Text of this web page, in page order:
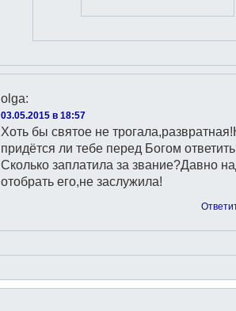
olga:
03.05.2015 в 18:57
Хоть бы святое не
придётся ли тебе перед Богом
Сколько заплатила за звание?Давно
отобрать его,не заслужила!